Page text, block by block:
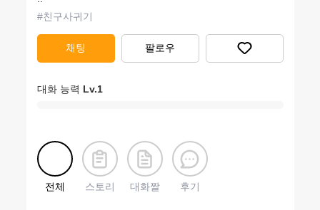
#친구사귀기
채팅 팔로우
대화 능력 Lv.1
전체 스토리 대화짤 후기